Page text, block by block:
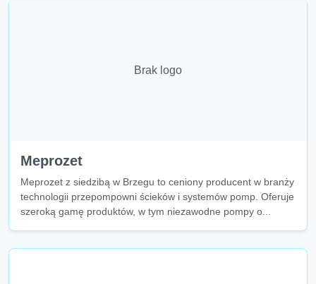
Brak logo
Meprozet
Meprozet z siedzibą w Brzegu to ceniony producent w branży
technologii przepompowni ścieków i systemów pomp. Oferuje
szeroką gamę produktów, w tym niezawodne pompy o...